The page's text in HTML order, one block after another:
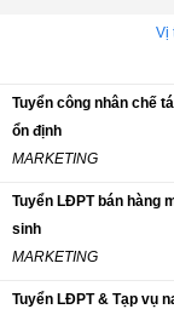
Vị
Tuyển công nhân chế
ổn định
MARKETING
Tuyển LĐPT bán hàng
sinh
MARKETING
Tuyển LĐPT & Tạp vụ